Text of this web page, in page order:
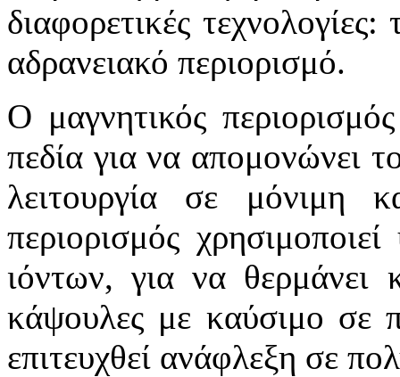
διαφορετικές
αδρανειακό περιορισμό.
Ο μαγνητικός
πεδία για να απομονώνει
λειτουργία σε μόνιμη
περιορισμός
ιόντων, για να θερμάνει
κάψουλες με καύσιμο σε
επιτευχθεί ανάφλεξη σε